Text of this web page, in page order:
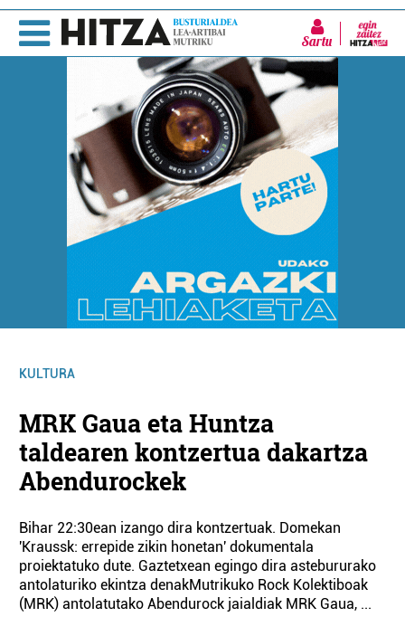
Sartu
KULTURA
MRK Gaua eta Huntza
taldearen kontzertua dakartza
Abendurockek
Bihar 22:30ean izango dira kontzertuak. Domekan
'Kraussk: errepide zikin honetan' dokumentala
proiektatuko dute. Gaztetxean egingo dira astebururako
antolaturiko ekintza denakMutrikuko Rock Kolektiboak
(MRK) antolatutako Abendurock jaialdiak MRK Gaua, ...